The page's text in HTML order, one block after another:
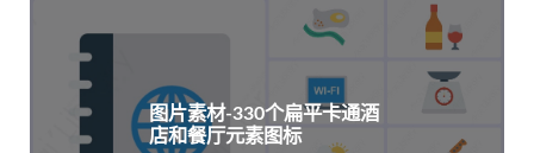
图片素材-330个扁平卡通酒
店和餐厅元素图标